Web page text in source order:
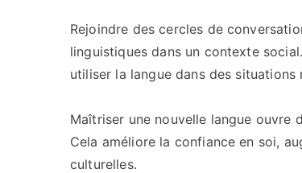
Rejoindre des cercles de
linguistiques dans un contexte
utiliser la langue dans des situations
Maîtriser une nouvelle langue ouvre
Cela améliore la confiance en soi,
culturelles.